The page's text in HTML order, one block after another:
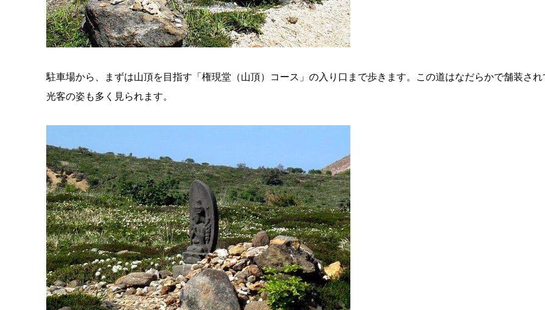
駐車場から、まずは山頂を目指す「権現堂（山頂）コース」の入り口まで歩きます。この道はなだらかで舗装さ
光客の姿も多く見られます。